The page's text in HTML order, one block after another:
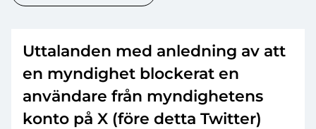
Uttalanden med anledning av att
en myndighet blockerat en
användare från myndighetens
konto på X (före detta Twitter)